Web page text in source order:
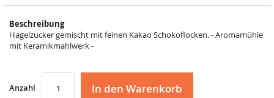
Beschreibung
Hagelzucker gemischt mit feinen Kakao Schokoflocken. - Aromamühle
mit Keramikmahlwerk -
Anzahl In den Warenkorb